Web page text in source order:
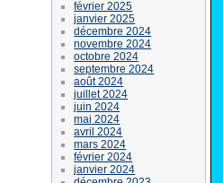
février 2025
janvier 2025
décembre 2024
novembre 2024
octobre 2024
septembre 2024
août 2024
juillet 2024
juin 2024
mai 2024
avril 2024
mars 2024
février 2024
janvier 2024